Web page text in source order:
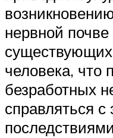
нервной
человека, что
безработных
справляться с